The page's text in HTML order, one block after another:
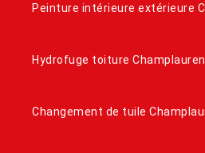
Peinture intérieure extérieure
Hydrofuge toiture
Changement de tuile